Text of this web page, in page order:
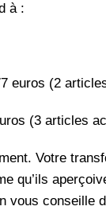
à :
euros (2
(3 articles
Votre
qu’ils
vous conseille